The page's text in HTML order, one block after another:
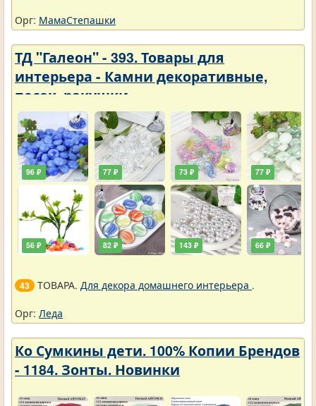
Орг: МамаСтепашки
ТД "Галеон" - 393. Товары для
интерьера - Камни декоративные,
песок, ракушки
96 ₽
56 ₽
77 ₽
82 ₽
73 ₽
143 ₽
77 ₽
66 ₽
43 ТОВАРА. Для декора домашнего интерьера .
Орг: Леда
Ко Сумкины дети. 100% Копии Брендов
- 1184. Зонты. Новинки